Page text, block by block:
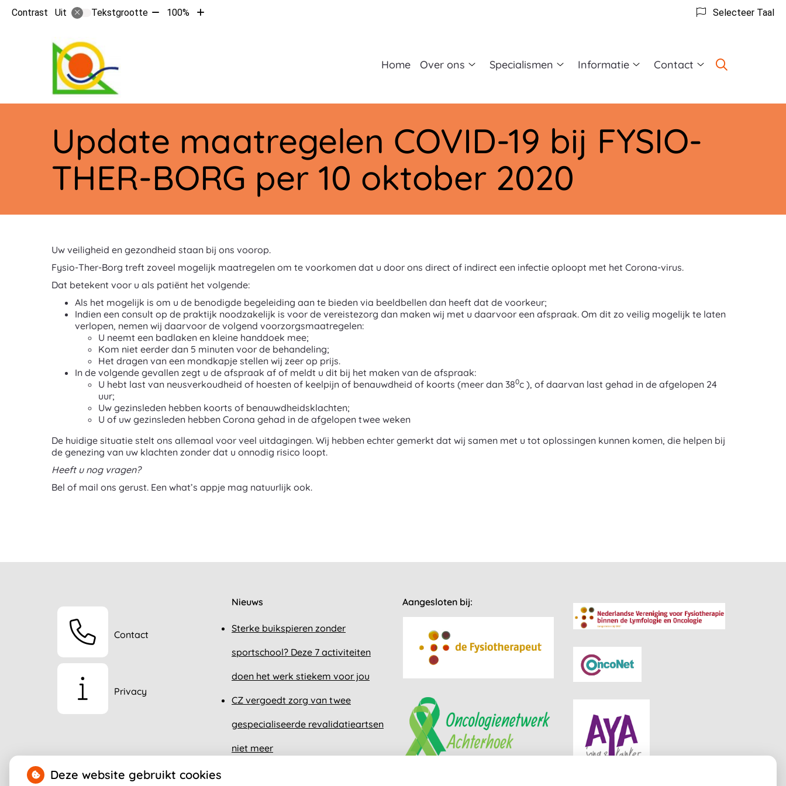
Contrast Uit Tekstgrootte Tekst100%
Tekst
Selecteer Taal
Home Over ons Specialismen Informatie Contact
Update maatregelen COVID-19 bij FYSIO-
THER-BORG per 10 oktober 2020
Uw veiligheid en gezondheid staan bij ons voorop.
Fysio-Ther-Borg treft zoveel mogelijk maatregelen om te voorkomen dat u door ons direct of indirect een infectie oploopt met het Corona-virus.
Dat betekent voor u als patiënt het volgende:
Als het mogelijk is om u de benodigde begeleiding aan te bieden via beeldbellen dan heeft dat de voorkeur;
Indien een consult op de praktijk noodzakelijk is voor de vereistezorg dan maken wij met u daarvoor een afspraak. Om dit zo veilig mogelijk te laten
verlopen, nemen wij daarvoor de volgend voorzorgsmaatregelen:
U neemt een badlaken en kleine handdoek mee;
Kom niet eerder dan 5 minuten voor de behandeling;
Het dragen van een mondkapje stellen wij zeer op prijs.
In de volgende gevallen zegt u de afspraak af of meldt u dit bij het maken van de afspraak:
U hebt last van neusverkoudheid of hoesten of keelpijn of benauwdheid of koorts (meer dan 380c ), of daarvan last gehad in de afgelopen 24
uur;
Uw gezinsleden hebben koorts of benauwdheidsklachten;
U of uw gezinsleden hebben Corona gehad in de afgelopen twee weken
De huidige situatie stelt ons allemaal voor veel uitdagingen. Wij hebben echter gemerkt dat wij samen met u tot oplossingen kunnen komen, die helpen bij
de genezing van uw klachten zonder dat u onnodig risico loopt.
Heeft u nog vragen?
Bel of mail ons gerust. Een what’s appje mag natuurlijk ook.
Contact
Privacy
Nieuws
Sterke buikspieren zonder
sportschool? Deze 7 activiteiten
doen het werk stiekem voor jou
CZ vergoedt zorg van twee
gespecialiseerde revalidatieartsen
niet meer
Aangesloten bij:
Deze website gebruikt cookies